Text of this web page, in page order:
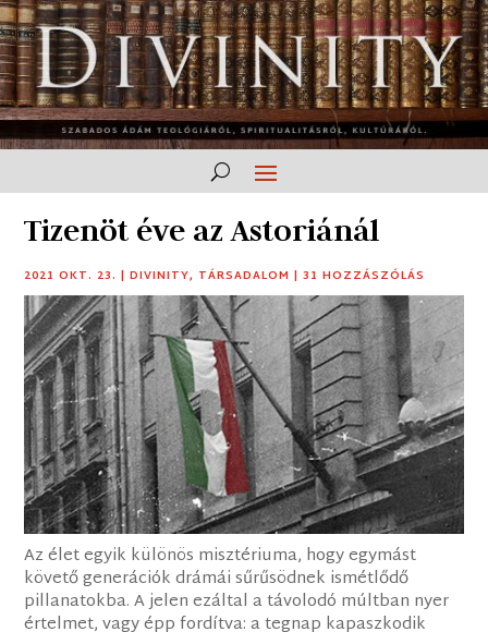
Tizenöt éve az Astoriánál
2021 OKT. 23. |DIVINITY, TÁRSADALOM |31 HOZZÁSZÓLÁS
Az élet egyik különös misztériuma, hogy egymást
követő generációk drámái sűrűsödnek ismétlődő
pillanatokba. A jelen ezáltal a távolodó múltban nyer
értelmet, vagy épp fordítva: a tegnap kapaszkodik